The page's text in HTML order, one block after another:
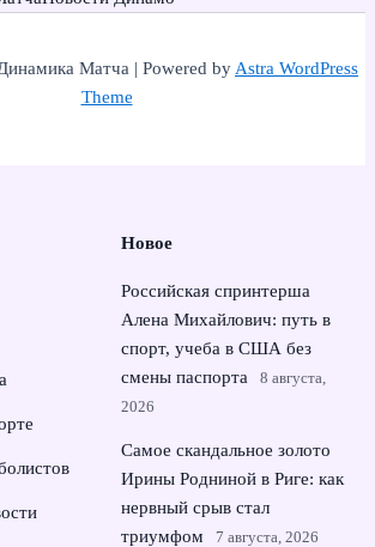
Матча | Powered byAstra WordPress
Theme
Новое
Российская спринтерша
Алена Михайлович: путь в
спорт, учеба в США без
смены паспорта
8 августа,
2026
Самое скандальное золото
Ирины Родниной в Риге: как
нервный срыв стал
триумфом
7 августа, 2026